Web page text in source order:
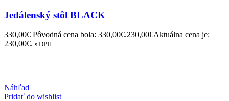
Jedálenský stôl BLACK
330,00€ Pôvodná cena bola: 330,00€.230,00€Aktuálna cena je:
230,00€. s DPH
Náhľad
Pridať do wishlist